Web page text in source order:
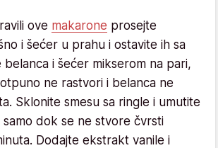
ove makarone prosejte
i šećer u prahu i ostavite ih sa
i šećer mikserom na pari,
ne rastvori i belanca ne
Sklonite smesu sa ringle i umutite
samo dok se ne stvore čvrsti
Dodajte ekstrakt vanile i